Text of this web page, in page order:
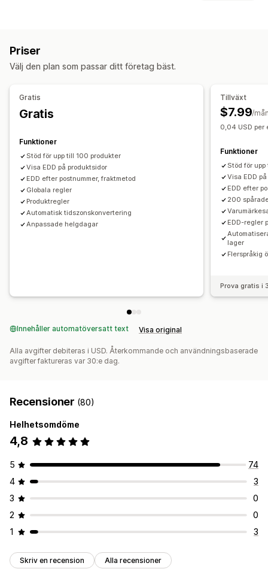
Hämtningsalternativ
Spårning i realtid
E-postaviseringar
Priser
Välj den plan som passar ditt företag bäst.
Gratis
Gratis
Funktioner
Stöd för upp till 100 produkter
Visa EDD på produktsidor
EDD efter postnummer, fraktmetod
Globala regler
Produktregler
Automatisk tidszonskonvertering
Anpassade helgdagar
Tillväxt
$7.99/
0,04 USD per
Funktioner
Stöd för
Visa EDD
EDD efter
200
EDD-regler
lager
Flerspråkig
Prova gratis i
Innehåller automatöversatt text Visa original
Alla avgifter debiteras i USD. Återkommande och användningsbaserade
avgifter faktureras var 30:e dag.
Recensioner (80)
Helhetsomdöme
4,8
5
74
4
3
3
0
2
0
1
3
Skriv en recension Alla recensioner